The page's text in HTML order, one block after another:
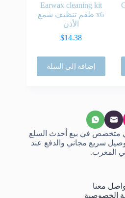
Earwax cleaning kit
x6 طقم تنظيف شمع
الأذن
$14.38
إضافة إلى السلة
متخصص في بيع أحدث السلع
سريع مجاني والدفع عند
المغرب.
معنا
الخصوصية